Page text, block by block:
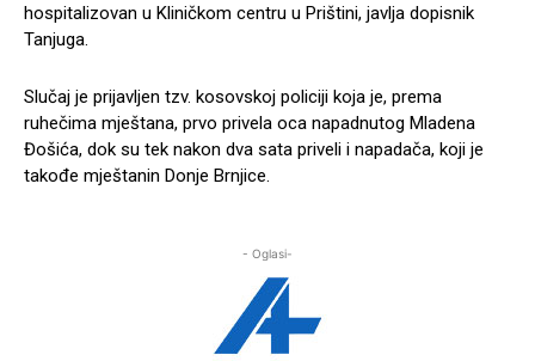
hospitalizovan u Kliničkom centru u Prištini, javlja dopisnik
Tanjuga.
Slučaj je prijavljen tzv. kosovskoj policiji koja je, prema
ruhečima mještana, prvo privela oca napadnutog Mladena
Đošića, dok su tek nakon dva sata priveli i napadača, koji je
takođe mještanin Donje Brnjice.
- Oglasi-